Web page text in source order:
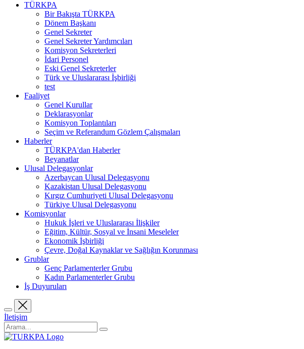
TÜRKPA
Bir Bakışta TÜRKPA
Dönem Başkanı
Genel Sekreter
Genel Sekreter Yardımcıları
Komisyon Sekreterleri
İdari Personel
Eski Genel Sekreterler
Türk ve Uluslararası İşbirliği
test
Faaliyet
Genel Kurullar
Deklarasyonlar
Komisyon Toplantıları
Seçim ve Referandum Gözlem Çalışmaları
Haberler
TÜRKPA'dan Haberler
Beyanatlar
Ulusal Delegasyonlar
Azerbaycan Ulusal Delegasyonu
Kazakistan Ulusal Delegasyonu
Kırgız Cumhuriyeti Ulusal Delegasyonu
Türkiye Ulusal Delegasyonu
Komisyonlar
Hukuk İşleri ve Uluslararası İlişkiler
Eğitim, Kültür, Sosyal ve İnsani Meseleler
Ekonomik İşbirliği
Çevre, Doğal Kaynaklar ve Sağlığın Korunması
Grublar
Genç Parlamenterler Grubu
Kadın Parlamenterler Grubu
İş Duyuruları
İletişim